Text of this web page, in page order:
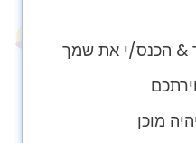
הכנס/י את שמך
מוכן